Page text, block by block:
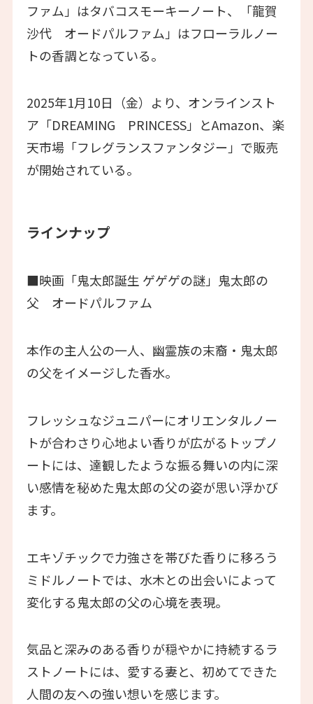
ファム」はタバコスモーキーノート、「龍賀
沙代 オードパルファム」はフローラルノー
トの香調となっている。
2025年1月10日（金）より、オンラインスト
ア「DREAMING PRINCESS」とAmazon、楽
天市場「フレグランスファンタジー」で販売
が開始されている。
ラインナップ
■映画「鬼太郎誕生 ゲゲゲの謎」鬼太郎の
父 オードパルファム
本作の主人公の一人、幽霊族の末裔・鬼太郎
の父をイメージした香水。
フレッシュなジュニパーにオリエンタルノー
トが合わさり心地よい香りが広がるトップノ
ートには、達観したような振る舞いの内に深
い感情を秘めた鬼太郎の父の姿が思い浮かび
ます。
エキゾチックで力強さを帯びた香りに移ろう
ミドルノートでは、水木との出会いによって
変化する鬼太郎の父の心境を表現。
気品と深みのある香りが穏やかに持続するラ
ストノートには、愛する妻と、初めてできた
人間の友への強い想いを感じます。